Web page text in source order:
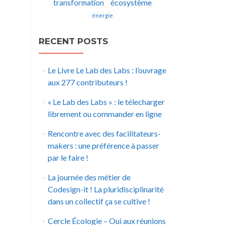
transformation écosystème
énergie
RECENT POSTS
Le Livre Le Lab des Labs : l’ouvrage
aux 277 contributeurs !
« Le Lab des Labs » : le télecharger
librement ou commander en ligne
Rencontre avec des facilitateurs-
makers : une préférence à passer
par le faire !
La journée des métier de
Codesign-it ! La pluridisciplinarité
dans un collectif ça se cultive !
Cercle Écologie – Oui aux réunions